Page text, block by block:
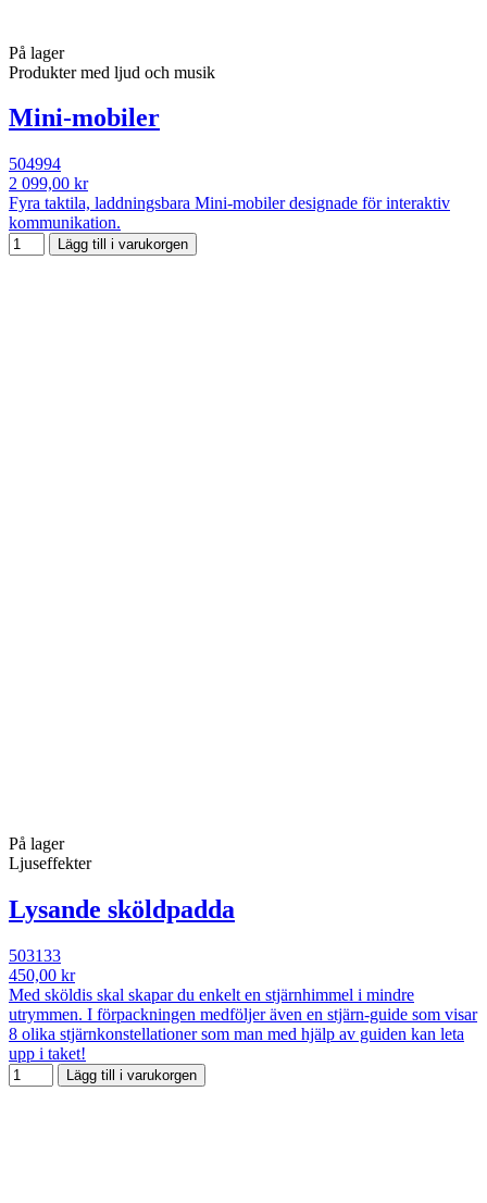
På lager
Produkter med ljud och musik
Mini-mobiler
504994
2 099,00 kr
Fyra taktila, laddningsbara Mini-mobiler designade för interaktiv
kommunikation.
Lägg till i varukorgen
På lager
Ljuseffekter
Lysande sköldpadda
503133
450,00 kr
Med sköldis skal skapar du enkelt en stjärnhimmel i mindre
utrymmen. I förpackningen medföljer även en stjärn-guide som visar
8 olika stjärnkonstellationer som man med hjälp av guiden kan leta
upp i taket!
Lägg till i varukorgen